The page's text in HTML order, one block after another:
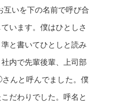
互いを下の名前で呼び合
います。僕はひとしさ
と書いてひとしと読み
内で先輩後輩、上司部
んと呼んでました。僕
だわりでした。呼名と